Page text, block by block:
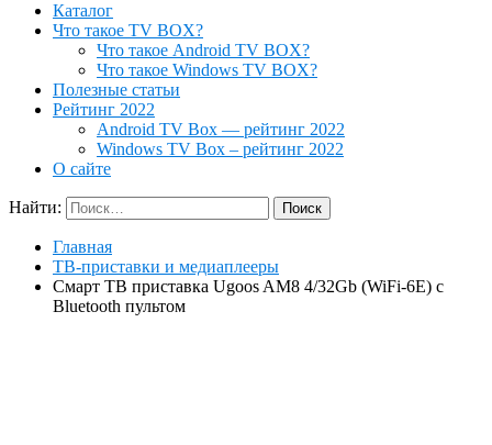
Каталог
Что такое TV BOX?
Что такое Android TV BOX?
Что такое Windows TV BOX?
Полезные статьи
Рейтинг 2022
Android TV Box — рейтинг 2022
Windows TV Box – рейтинг 2022
О сайте
Найти:
Главная
ТВ-приставки и медиаплееры
Смарт ТВ приставка Ugoos AM8 4/32Gb (WiFi-6E) c
Bluetooth пультом